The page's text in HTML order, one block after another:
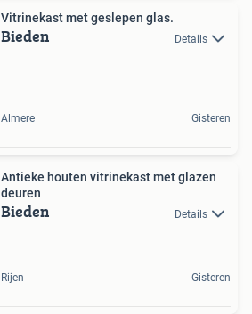
Vitrinekast met geslepen glas.
Bieden Details
Almere Gisteren
Antieke houten vitrinekast met glazen
deuren
Bieden Details
Rijen Gisteren